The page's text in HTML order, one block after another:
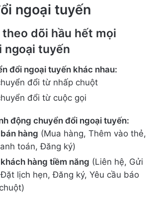
ngoại tuyến
theo dõi hầu hết mọi
ngoại tuyến
đổi ngoại tuyến khác nhau:
đổi từ nhấp chuột
đổi từ cuộc gọi
động chuyển đổi ngoại tuyến:
hàng (Mua hàng, Thêm vào thẻ,
toán, Đăng ký)
hàng tiềm năng (Liên hệ, Gửi
lịch hẹn, Đăng ký, Yêu cầu báo